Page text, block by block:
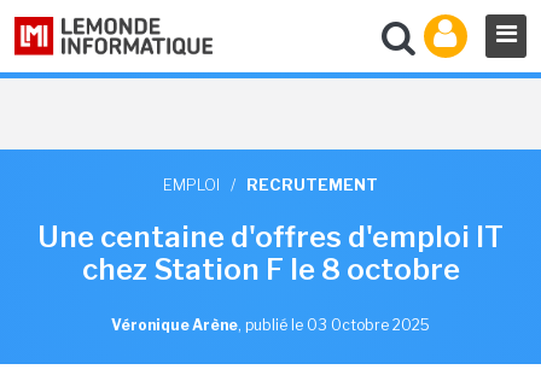
EMPLOI / RECRUTEMENT
Une centaine d'offres d'emploi IT
chez Station F le 8 octobre
Véronique Arène, publié le 03 Octobre 2025